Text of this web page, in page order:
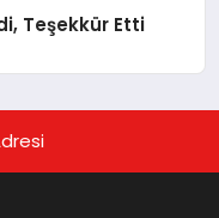
Teşekkür Etti